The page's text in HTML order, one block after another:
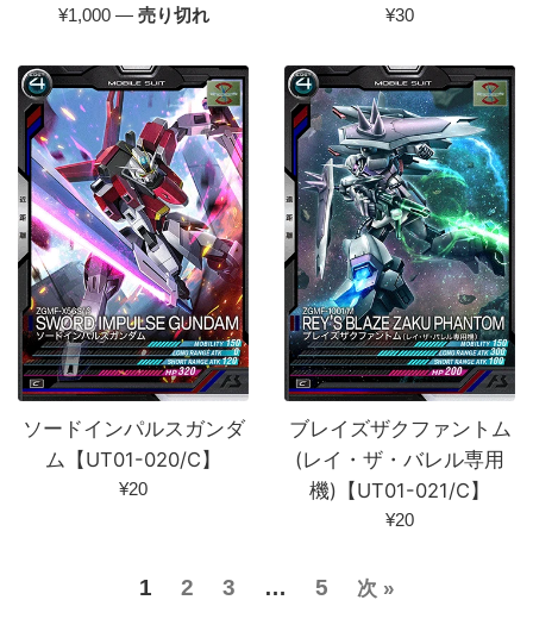
通
価
格
¥1,000 — 売り切れ
通
価
格
¥30
ソードインパルスガンダ
ム【UT01-020/C】
通
¥20
ブレイズザクファントム
(レイ・ザ・バレル専用
機)【UT01-021/C】
通
¥20
1 2 3 … 5 次 »